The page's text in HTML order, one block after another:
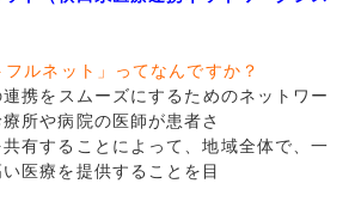
ルネット」ってなんですか？
携をスムーズにするためのネットワー
所や病院の医師が患者さ
することによって、地域全体で、一
医療を提供することを目